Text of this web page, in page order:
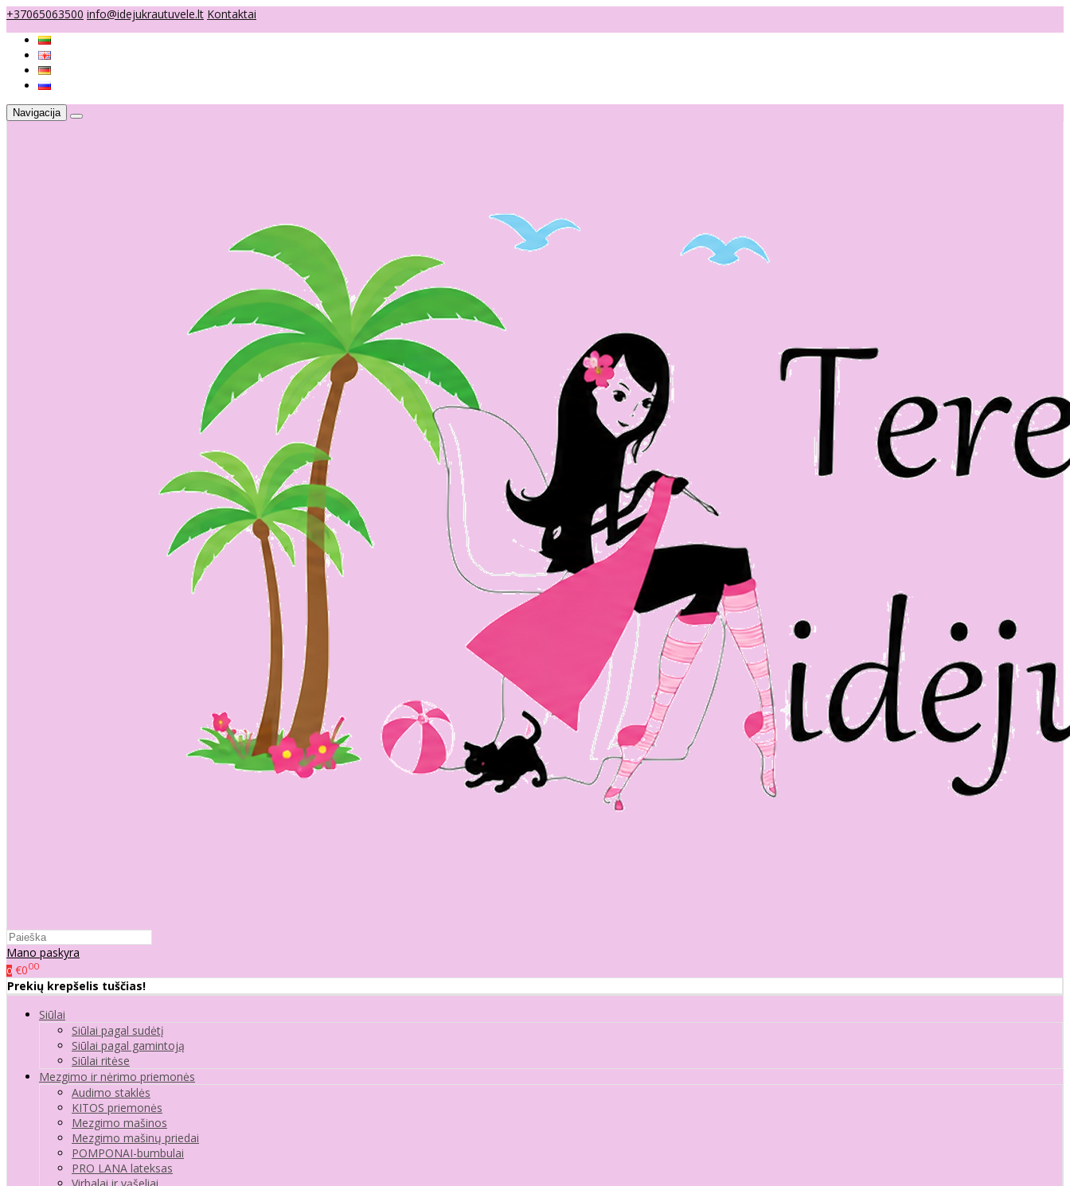
+37065063500 info@idejukrautuvele.lt Kontaktai
Navigacija
Mano paskyra
0 €000
Prekių krepšelis tuščias!
Siūlai
Siūlai pagal sudėtį
Siūlai pagal gamintoją
Siūlai ritėse
Mezgimo ir nėrimo priemonės
Audimo staklės
KITOS priemonės
Mezgimo mašinos
Mezgimo mašinų priedai
POMPONAI-bumbulai
PRO LANA lateksas
Virbalai ir vąšeliai